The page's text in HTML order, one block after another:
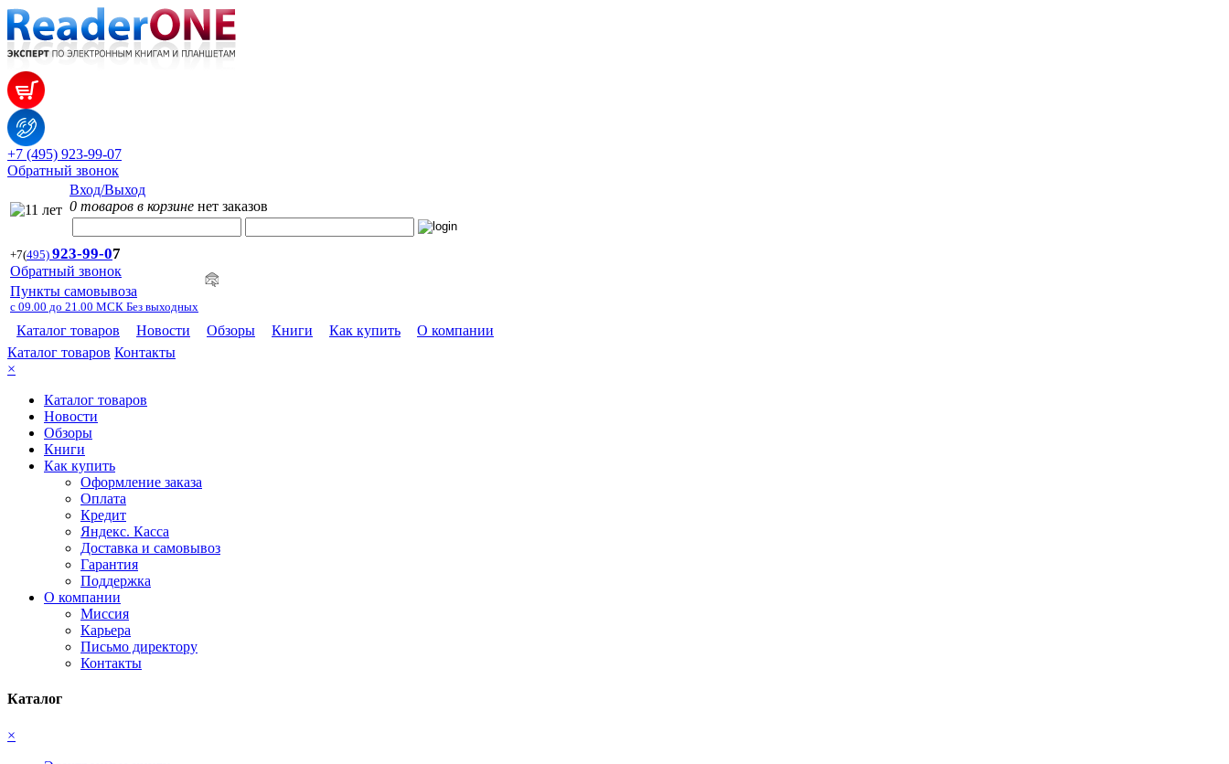
+7 (495) 923-99-07
Обратный звонок
Вход/Выход
0 товаров в корзине нет заказов
+7(495) 923-99-07
Обратный звонок
Пункты самовывоза
с 09.00 до 21.00 МСК Без выходных
Каталог товаров Новости Обзоры Книги Как купить
О компании
Каталог товаров Контакты
×
Каталог товаров
Новости
Обзоры
Книги
Как купить
Оформление заказа
Оплата
Кредит
Яндекс. Касса
Доставка и самовывоз
Гарантия
Поддержка
О компании
Миссия
Карьера
Письмо директору
Контакты
Каталог
×